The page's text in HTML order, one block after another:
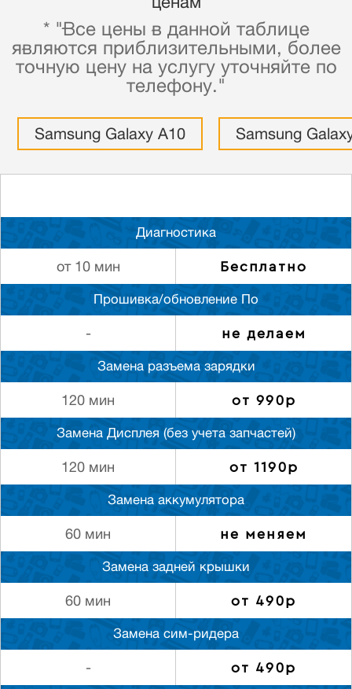
ценам
* "Все цены в данной таблице
являются приблизительными, более
точную цену на услугу уточняйте по
телефону."
Samsung Galaxy A10 Samsung
Диагностика
от 10 мин Бесплатно
Прошивка/обновление По
- не делаем
Замена разъема зарядки
120 мин от 990р
Замена Дисплея (без учета запчастей)
120 мин от 1190р
Замена аккумулятора
60 мин не меняем
Замена задней крышки
60 мин от 490р
Замена сим-ридера
- от 490р